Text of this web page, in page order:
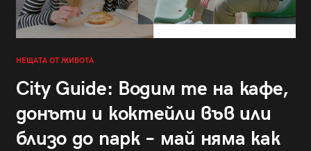
НЕЩАТА ОТ ЖИВОТА
City Guide: Водим те на кафе,
донъти и коктейли във или
близо до парк – май няма как